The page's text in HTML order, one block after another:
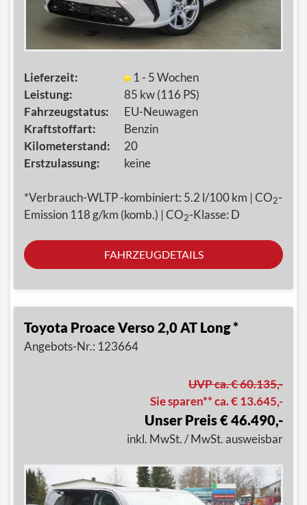
Lieferzeit:
Leistung:
Fahrzeugstatus:
Kraftstoffart:
Kilometerstand:
Erstzulassung:
1 - 5 Wochen
85 kw (116 PS)
EU-Neuwagen
Benzin
20
keine
*Verbrauch-WLTP -kombiniert: 5.2 l/100 km | CO2-
Emission 118 g/km (komb.) | CO2-Klasse: D
FAHRZEUGDETAILS
Toyota Proace Verso 2,0 AT Long *
Angebots-Nr.: 123664
UVP ca. € 60.135,-
Sie sparen** ca. € 13.645,-
Unser Preis € 46.490,-
inkl. MwSt. / MwSt. ausweisbar